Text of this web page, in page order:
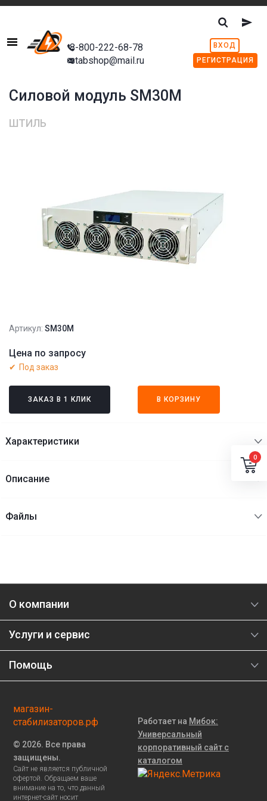
Menu
8-800-222-68-78
stabshop@mail.ru
ВХОД
РЕГИСТРАЦИЯ
Силовой модуль SM30M
ШТИЛЬ
Артикул: SM30M
Цена по запросу
Под заказ
ЗАКАЗ В 1 КЛИК В КОРЗИНУ
Характеристики
Описание
Файлы
О компании
Услуги и сервис
Помощь
магазин-
стабилизаторов.рф
© 2026. Все права
защищены.
Сайт не является публичной
офертой. Обращаем ваше
внимание на то, что данный
интернет-сайт носит
Работает на Мибок:
Универсальный
корпоративный сайт с
каталогом
0